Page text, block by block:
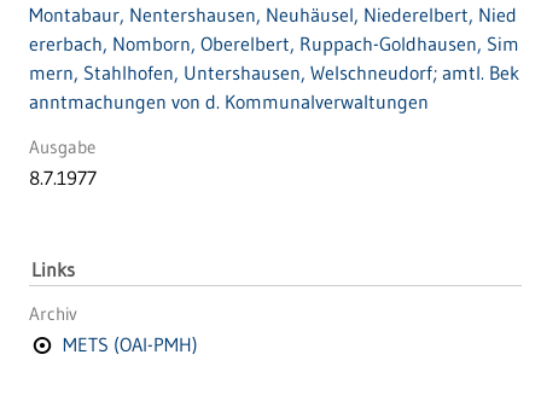
Montabaur, Nentershausen, Neuhäusel, Niederelbert, Nied
ererbach, Nomborn, Oberelbert, Ruppach-Goldhausen, Sim
mern, Stahlhofen, Untershausen, Welschneudorf; amtl. Bek
anntmachungen von d. Kommunalverwaltungen
Ausgabe
8.7.1977
Links
Archiv
METS (OAI-PMH)